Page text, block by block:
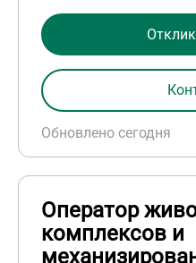
Обновлено сегодня
Оператор
комплексов и